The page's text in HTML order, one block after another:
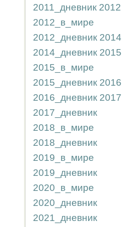
2011_дневник 2012
2012_в_мире
2012_дневник 2014
2014_дневник 2015
2015_в_мире
2015_дневник 2016
2016_дневник 2017
2017_дневник
2018_в_мире
2018_дневник
2019_в_мире
2019_дневник
2020_в_мире
2020_дневник
2021_дневник